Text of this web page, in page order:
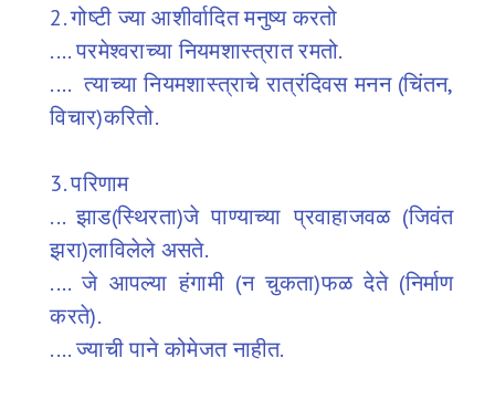
2. गोष्टी ज्या आशीर्वादित मनुष्य करतो
.... परमेश्वराच्या नियमशास्त्रात रमतो.
.... त्याच्या नियमशास्त्राचे रात्रंदिवस मनन (चिंतन,
विचार)करितो.
3. परिणाम
... झाड(स्थिरता)जे पाण्याच्या प्रवाहाजवळ (जिवंत
झरा)लाविलेले असते.
.... जे आपल्या हंगामी (न चुकता)फळ देते (निर्माण
करते).
.... ज्याची पाने कोमेजत नाहीत.